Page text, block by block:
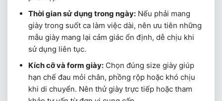
Thời gian sử dụng trong ngày: Nếu phải mang
giày trong suốt ca làm việc dài, nên ưu tiên những
mẫu giày mang lại cảm giác ổn định, dễ chịu khi
sử dụng liên tục.
Kích cỡ và form giày: Chọn đúng size giày giúp
hạn chế đau mỏi chân, phồng rộp hoặc khó chịu
khi di chuyển. Nên thử giày trực tiếp hoặc tham